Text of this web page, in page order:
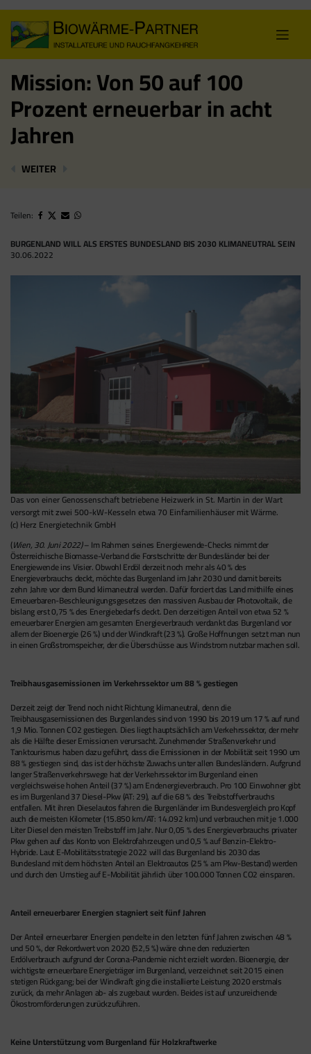
content
Mission: Von 50 auf 100
Prozent erneuerbar in acht
Jahren
KÄRNTEN: BIOENERGIE VOR ERDÖL ERSTMALS
WEITER
Teilen:
BURGENLAND WILL ALS ERSTES BUNDESLAND BIS 2030 KLIMANEUTRAL SEIN
30.06.2022
Das von einer Genossenschaft betriebene Heizwerk in St. Martin in der Wart
versorgt mit zwei 500-kW-Kesseln etwa 70 Einfamilienhäuser mit Wärme.
(c) Herz Energietechnik GmbH
(Wien, 30. Juni 2022)– Im Rahmen seines Energiewende-Checks nimmt der
Österreichische Biomasse-Verband die Forstschritte der Bundesländer bei der
Energiewende ins Visier. Obwohl Erdöl derzeit noch mehr als 40 % des
Energieverbrauchs deckt, möchte das Burgenland im Jahr 2030 und damit bereits
zehn Jahre vor dem Bund klimaneutral werden. Dafür forciert das Land mithilfe eines
Erneuerbaren-Beschleunigungsgesetzes den massiven Ausbau der Photovoltaik, die
bislang erst 0,75 % des Energiebedarfs deckt. Den derzeitigen Anteil von etwa 52 %
erneuerbarer Energien am gesamten Energieverbrauch verdankt das Burgenland vor
allem der Bioenergie (26 %) und der Windkraft (23 %). Große Hoffnungen setzt man nun
in einen Großstromspeicher, der die Überschüsse aus Windstrom nutzbar machen soll.
Treibhausgasemissionen im Verkehrssektor um 88 % gestiegen
Derzeit zeigt der Trend noch nicht Richtung klimaneutral, denn die
Treibhausgasemissionen des Burgenlandes sind von 1990 bis 2019 um 17 % auf rund
1,9 Mio. Tonnen CO2 gestiegen. Dies liegt hauptsächlich am Verkehrssektor, der mehr
als die Hälfte dieser Emissionen verursacht. Zunehmender Straßenverkehr und
Tanktourismus haben dazu geführt, dass die Emissionen in der Mobilität seit 1990 um
88 % gestiegen sind, das ist der höchste Zuwachs unter allen Bundesländern. Aufgrund
langer Straßenverkehrswege hat der Verkehrssektor im Burgenland einen
vergleichsweise hohen Anteil (37 %) am Endenergieverbrauch. Pro 100 Einwohner gibt
es im Burgenland 37 Diesel-Pkw (AT: 29), auf die 68 % des Treibstoffverbrauchs
entfallen. Mit ihren Dieselautos fahren die Burgenländer im Bundesvergleich pro Kopf
auch die meisten Kilometer (15.850 km/AT: 14.092 km) und verbrauchen mit je 1.000
Liter Diesel den meisten Treibstoff im Jahr. Nur 0,05 % des Energieverbrauchs privater
Pkw gehen auf das Konto von Elektrofahrzeugen und 0,5 % auf Benzin-Elektro-
Hybride. Laut E-Mobilitätsstrategie 2022 will das Burgenland bis 2030 das
Bundesland mit dem höchsten Anteil an Elektroautos (25 % am Pkw-Bestand) werden
und durch den Umstieg auf E-Mobilität jährlich über 100.000 Tonnen CO2 einsparen.
Anteil erneuerbarer Energien stagniert seit fünf Jahren
Der Anteil erneuerbarer Energien pendelte in den letzten fünf Jahren zwischen 48 %
und 50 %, der Rekordwert von 2020 (52,5 %) wäre ohne den reduzierten
Erdölverbrauch aufgrund der Corona-Pandemie nicht erzielt worden. Bioenergie, der
wichtigste erneuerbare Energieträger im Burgenland, verzeichnet seit 2015 einen
stetigen Rückgang; bei der Windkraft ging die installierte Leistung 2020 erstmals
zurück, da mehr Anlagen ab- als zugebaut wurden. Beides ist auf unzureichende
Ökostromförderungen zurückzuführen.
Keine Unterstützung vom Burgenland für Holzkraftwerke